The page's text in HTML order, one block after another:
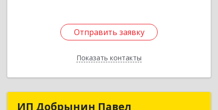
Отправить заявку
Показать контакты
Отправить заявку
Назад
ИП Добрынин ПавелИП Добрынин Павел